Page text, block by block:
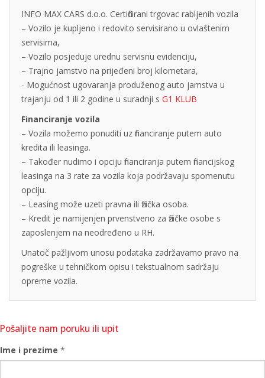
INFO MAX CARS d.o.o. Certificirani trgovac rabljenih vozila
– Vozilo je kupljeno i redovito servisirano u ovlaštenim
servisima,
– Vozilo posjeduje urednu servisnu evidenciju,
– Trajno jamstvo na prijeđeni broj kilometara,
- Mogućnost ugovaranja produženog auto jamstva u
trajanju od 1 ili 2 godine u suradnji s G1 KLUB
Financiranje vozila
– Vozila možemo ponuditi uz financiranje putem auto
kredita ili leasinga.
– Također nudimo i opciju financiranja putem financijskog
leasinga na 3 rate za vozila koja podržavaju spomenutu
opciju.
– Leasing može uzeti pravna ili fizička osoba.
– Kredit je namijenjen prvenstveno za fizičke osobe s
zaposlenjem na neodređeno u RH.
Unatoč pažljivom unosu podataka zadržavamo pravo na
pogreške u tehničkom opisu i tekstualnom sadržaju
opreme vozila.
Pošaljite nam poruku ili upit
Ime i prezime *